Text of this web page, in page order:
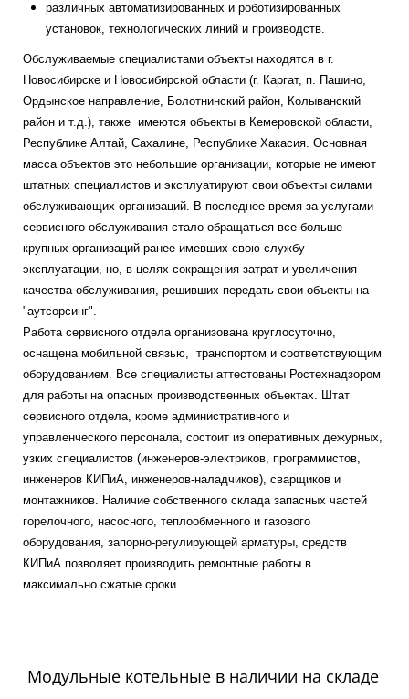
различных автоматизированных и роботизированных
установок, технологических линий и производств.
Обслуживаемые специалистами объекты находятся в г.
Новосибирске и Новосибирской области (г. Каргат, п. Пашино,
Ордынское направление, Болотнинский район, Колыванский
район и т.д.), также имеются объекты в Кемеровской области,
Республике Алтай, Сахалине, Республике Хакасия. Основная
масса объектов это небольшие организации, которые не имеют
штатных специалистов и эксплуатируют свои объекты силами
обслуживающих организаций. В последнее время за услугами
сервисного обслуживания стало обращаться все больше
крупных организаций ранее имевших свою службу
эксплуатации, но, в целях сокращения затрат и увеличения
качества обслуживания, решивших передать свои объекты на
"аутсорсинг".
Работа сервисного отдела организована круглосуточно,
оснащена мобильной связью, транспортом и соответствующим
оборудованием. Все специалисты аттестованы Ростехнадзором
для работы на опасных производственных объектах. Штат
сервисного отдела, кроме административного и
управленческого персонала, состоит из оперативных дежурных,
узких специалистов (инженеров-электриков, программистов,
инженеров КИПиА, инженеров-наладчиков), сварщиков и
монтажников. Наличие собственного склада запасных частей
горелочного, насосного, теплообменного и газового
оборудования, запорно-регулирующей арматуры, средств
КИПиА позволяет производить ремонтные работы в
максимально сжатые сроки.
Модульные котельные в наличии на складе